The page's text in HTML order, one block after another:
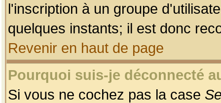
l'inscription à un groupe
quelques instants; il est donc
Revenir en haut de page
Pourquoi suis-je déconnecté
Si vous ne cochez pas la case